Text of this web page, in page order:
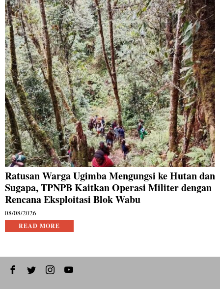
Ratusan Warga Ugimba Mengungsi ke Hutan dan
Sugapa, TPNPB Kaitkan Operasi Militer dengan
Rencana Eksploitasi Blok Wabu
08/08/2026
READ MORE